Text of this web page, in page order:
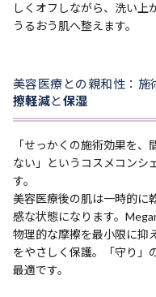
しくオフしながら、洗い上
うるおう肌へ整えます。
美容医療との親和性：施
擦軽減と保湿
「せっかくの施術効果を
ない」というコスメコンシ
す。
美容医療後の肌は一時的に
感な状態になります。
物理的な摩擦を最小限に抑
をやさしく保護。「守り」
最適です。